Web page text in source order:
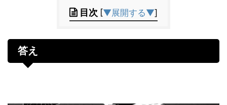
目次 [▼展開する▼]
答え